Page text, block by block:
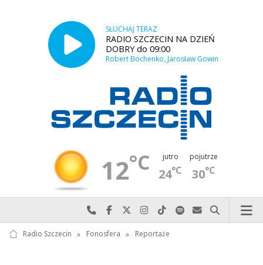
SŁUCHAJ TERAZ
RADIO SZCZECIN NA DZIEŃ
DOBRY do 09:00
Robert Bochenko, Jarosław Gowin
12°C jutro
24°C
pojutrze
30°C
Najlepiej po prostu do nas zadzwoń
Odwiedź nas na Facebook-u
Odwiedź nas na X
Odwiedź nas na Instagram-ie
Odwiedź nas na TikTok-u
Szukaj nas na Spotify
Wyślij do nas
Szukaj
Radio Szczecin » Fonosfera » Reportaże